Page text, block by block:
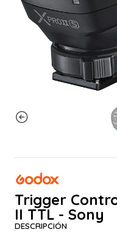
Trigger
II TTL - Sony
DESCRIPCIÓN